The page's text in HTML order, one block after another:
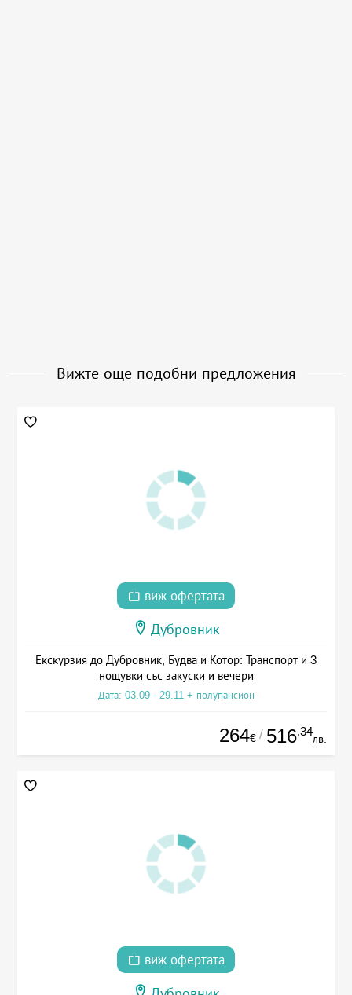
Вижте още подобни предложения
виж офертата
Дубровник
Екскурзия до Дубровник, Будва и Котор: Транспорт и 3
нощувки със закуски и вечери
Дата: 03.09 - 29.11 + полупансион
264€ / 516.34
лв.
виж офертата